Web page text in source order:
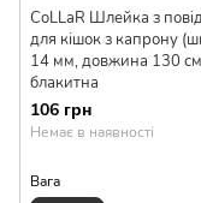
CoLLaR Шлейка з
для кішок з капрону
14 мм, довжина 130
блакитна
106 грн
Немає в наявності
Вага